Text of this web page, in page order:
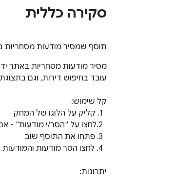
סקירה כללית
תוסף שמסיר מודעות מסחריות